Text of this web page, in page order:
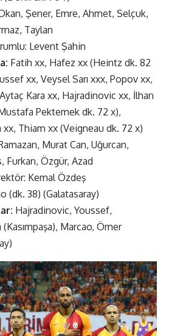
Şener, Emre, Ahmet, Selçuk,
Taylan
Levent Şahin
Fatih xx, Hafez xx (Heintz dk. 82
xx, Veysel Sarı xxx, Popov xx,
Kara xx, Hajradinovic xx, İlhan
Pektemek dk. 72 x),
xx, Thiam xx (Veigneau dk. 72 x)
Murat Can, Uğurcan,
Furkan, Özgür, Azad
Kemal Özdeş
(dk. 38) (Galatasaray)
Hajradinovic, Youssef,
Marcao, Ömer